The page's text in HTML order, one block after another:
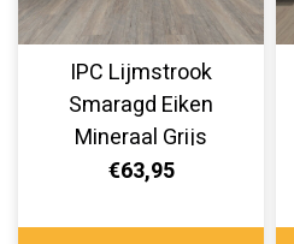
IPC Lijmstrook
Smaragd Eiken
Mineraal Grijs
336355901
€63,95